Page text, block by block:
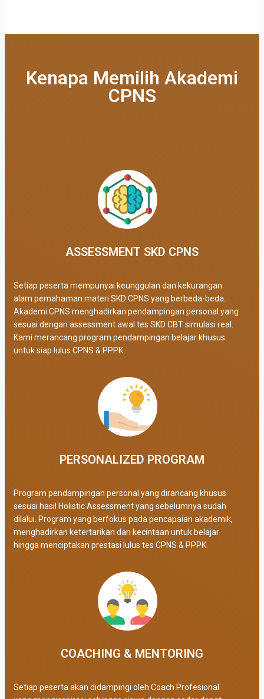
Kenapa Memilih Akademi
CPNS
ASSESSMENT SKD CPNS
Setiap peserta mempunyai keunggulan dan kekurangan
alam pemahaman materi SKD CPNS yang berbeda-beda.
Akademi CPNS menghadirkan pendampingan personal yang
sesuai dengan assessment awal tes SKD CBT simulasi real.
Kami merancang program pendampingan belajar khusus
untuk siap lulus CPNS & PPPK.
PERSONALIZED PROGRAM​
Program pendampingan personal yang dirancang khusus
sesuai hasil Holistic Assessment yang sebelumnya sudah
dilalui. Program yang berfokus pada pencapaian akademik,
menghadirkan ketertarikan dan kecintaan untuk belajar
hingga menciptakan prestasi lulus tes CPNS & PPPK.
COACHING & MENTORING
Setiap peserta akan didampingi oleh Coach Profesional